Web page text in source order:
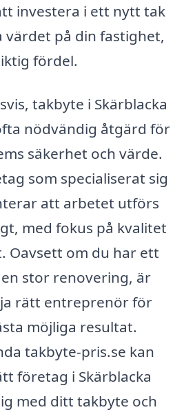
investera i ett nytt tak
värdet på din fastighet,
fördel.
takbyte i Skärblacka
nödvändig åtgärd för
säkerhet och värde.
som specialiserat sig
att arbetet utförs
med fokus på kvalitet
Oavsett om du har ett
stor renovering, är
rätt entreprenör för
möjliga resultat.
takbyte-pris.se kan
företag i Skärblacka
med ditt takbyte och